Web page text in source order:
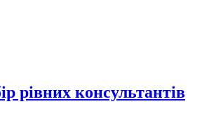
рівних консультантів